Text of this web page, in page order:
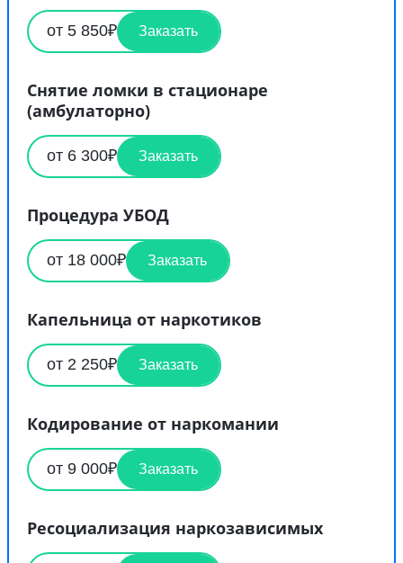
от 5 850₽ Заказать
Снятие ломки в стационаре
(амбулаторно)
от 6 300₽ Заказать
Процедура УБОД
от 18 000₽ Заказать
Капельница от наркотиков
от 2 250₽ Заказать
Кодирование от наркомании
от 9 000₽ Заказать
Ресоциализация наркозависимых